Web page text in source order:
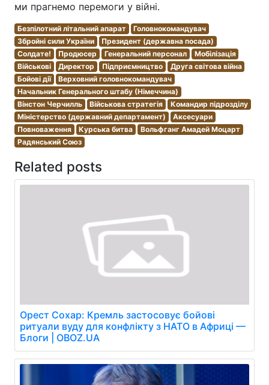
ми прагнемо перемоги у війні.
Безпілотний літальний апарат
Головнокомандувач
Збройні сили України
Президент (державна посада)
Солдате!
Продюсер Генеральний персонал
Мобілізація
Військові
Директор Підприємництво
Друга світова війна
Бойові дії
Верховний головнокомандувач
Начальник Генерального штабу (Німеччина)
Вінстон Черчилль
Військова стратегія
Командир підрозділу
Міністерство (державний департамент)
Аксесуари
Повноваження
Курська битва
Вольфганг Амадей Моцарт
Радянський Союз
Related posts
Орест Сохар: Кремль застосовує бойові
ритуали вуду для конфлікту з НАТО в Африці —
Блоги | OBOZ.UA